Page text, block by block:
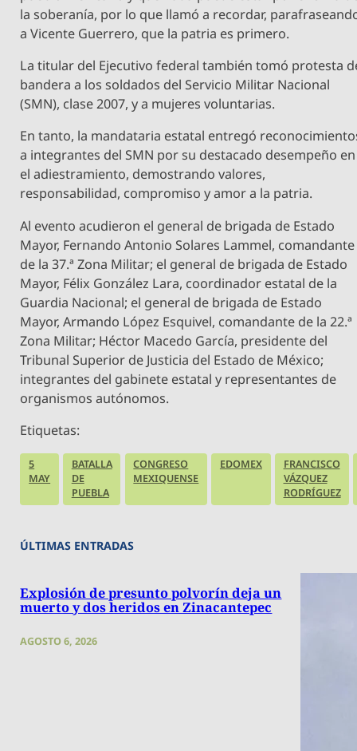
la soberanía, por lo que llamó a recordar,
a Vicente Guerrero, que la patria es primero.
La titular del Ejecutivo federal también tomó protesta
bandera a los soldados del Servicio Militar Nacional
(SMN), clase 2007, y a mujeres voluntarias.
En tanto, la mandataria estatal entregó
a integrantes del SMN por su destacado desempeño en
el adiestramiento, demostrando valores,
responsabilidad, compromiso y amor a la patria.
Al evento acudieron el general de brigada de Estado
Mayor, Fernando Antonio Solares Lammel, comandante
de la 37.ª Zona Militar; el general de brigada de Estado
Mayor, Félix González Lara, coordinador estatal de la
Guardia Nacional; el general de brigada de Estado
Mayor, Armando López Esquivel, comandante de la 22.ª
Zona Militar; Héctor Macedo García, presidente del
Tribunal Superior de Justicia del Estado de México;
integrantes del gabinete estatal y representantes de
organismos autónomos.
Etiquetas:
5
MAY
BATALLA
DE
PUEBLA
CONGRESO
MEXIQUENSE
EDOMEX
FRANCISCO
VÁZQUEZ
RODRÍGUEZ
ÚLTIMAS ENTRADAS
Explosión de presunto polvorín deja un
muerto y dos heridos en Zinacantepec
AGOSTO 6, 2026